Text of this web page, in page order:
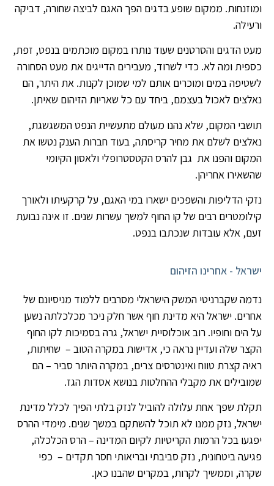
ומוזנחות. ממקום שופע בדגים הפך האגם לביצה שחורה, דביקה
ורעילה.
מעט הדגים והסרטנים שעוד נותרו במקום מוכתמים בנפט, זפת,
כספית ומה לא. כדי לשרוד, מעבירים הדייגים את מעט הסחורה
לשטיפה במים ומוכרים אותם למי שמוכן לקנות. את היתר, הם
נאלצים לאכול בעצמם, ביחד עם כל שאריות הזיהום שאיתן.
תושבי המקום, שלא נהנו מעולם מתעשיית הנפט המשגשגת,
נאלצים לשלם את מחיר קריסתה, בעוד חברות הענק נטשו את
המקום והפנו את גבן להרס הקטסטרופלי ולאסון הקיומי
שהשאירו אחריהן.
נזקי הדליפות והשפכים ישארו במי האגם, על קרקעיתו ולאורך
קילומטרים רבים של קו החוף למשך עשרות שנים. זו אינה נבועת
זעם, אלא עובדות שנכתבו בנפט.
ישראל - אחרינו הזיהום
נדמה שקברניטי המשק הישראלי מסרבים ללמוד מניסיונם של
אחרים. ישראל היא מדינת חוף אשר חלק ניכר מכלכלתה נשען
על הים וחופיו. רוב אוכלוסיית ישראל, גרה בסמיכות לקו החוף
הקצר שלה ועדיין נראה כי, אדישות במקרה הטוב – שחיתות,
ראיה קצרת טווח ואינטרסים צרים, במקרה היותר סביר – הם
שמובילים את מקבלי ההחלטות בנושא אסדות הגז.
תקלת שפך אחת עלולה להוביל לנזק בלתי הפיך לכלל מדינת
ישראל, נזק ממנו לא תוכל להשתקם במשך שנים. מימדי ההרס
יפגעו בכל הרמות הקריטיות לקיום המדינה – הרס הכלכלה,
פגיעה ביטחונית, נזק סביבתי ובריאותי חסר תקדים – כפי
שקרה, וממשיך לקרות, במקרים שהבנו כאן.